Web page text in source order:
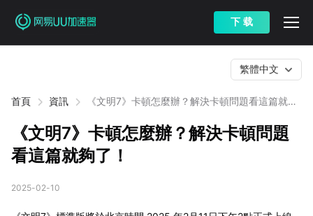
下 载
首頁 資訊
《文明7》卡頓怎麼辦？解決卡頓問題看這篇就夠
繁體中文
《文明7》卡頓怎麼辦？解決卡頓問題
看這篇就夠了！
2025-02-10